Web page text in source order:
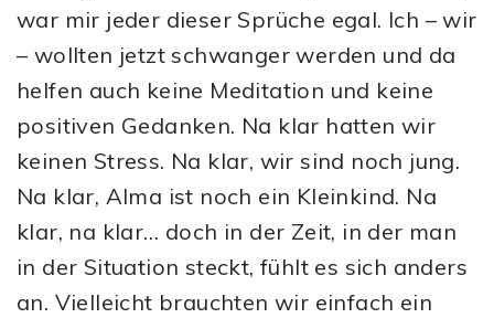
war mir jeder dieser Sprüche egal. Ich – wir
– wollten jetzt schwanger werden und da
helfen auch keine Meditation und keine
positiven Gedanken. Na klar hatten wir
keinen Stress. Na klar, wir sind noch jung.
Na klar, Alma ist noch ein Kleinkind. Na
klar, na klar… doch in der Zeit, in der man
in der Situation steckt, fühlt es sich anders
an. Vielleicht brauchten wir einfach ein